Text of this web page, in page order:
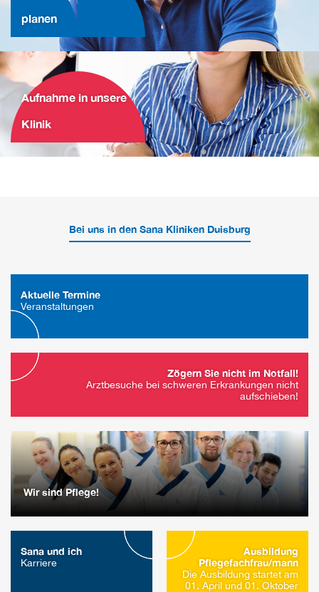
planen
Aufnahme in unsere
Klinik
Bei uns in den Sana Kliniken Duisburg
Aktuelle Termine
Veranstaltungen
Zögern Sie nicht im Notfall!
Arztbesuche bei schweren Erkrankungen nicht
aufschieben!
Wir sind Pflege!
Sana und ich
Karriere
Ausbildung
Pflegefachfrau/mann
Die Ausbildung startet am
01. April und 01. Oktober